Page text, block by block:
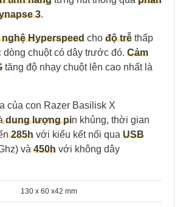
3.
Hyperspeed cho độ trễ thấp
dòng chuột có dây trước đó. Cảm
tăng độ nhạy chuột lên cao nhất là
của con Razer Basilisk X
dung lượng pin khủng, thời gian
285h với kiểu kết nối qua USB
và 450h với không dây
130 x 60 x42 mm